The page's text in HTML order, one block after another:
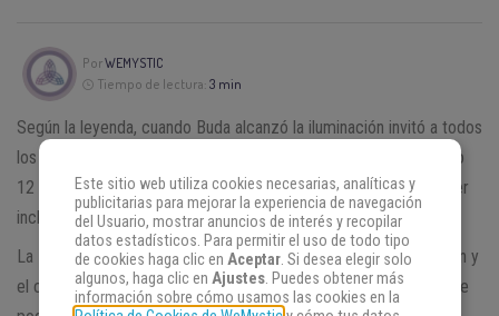
PorWEMYSTIC
Tiempo de lectura: 3 min
Según la leyenda, cuando Buda alcanzó la iluminación invitó a todos
los animales a festejar su alegría. Acudieron a esa invitación sólo
12 animales, el Gallo y otros 11, que obtuvieron como premio ser
incluidos en elzodiaco chino.
La
astrología chinaes una de las más antiguas que se conocen y
el caso delhoróscopo chinoes especialmente llamativo ya que
Este sitio web utiliza cookies necesarias, analíticas y
publicitarias para mejorar la experiencia de navegación
del Usuario, mostrar anuncios de interés y recopilar
datos estadísticos. Para permitir el uso de todo tipo
de cookies haga clic en Aceptar. Si desea elegir solo
algunos, haga clic en Ajustes. Puedes obtener más
información sobre cómo usamos las cookies en la